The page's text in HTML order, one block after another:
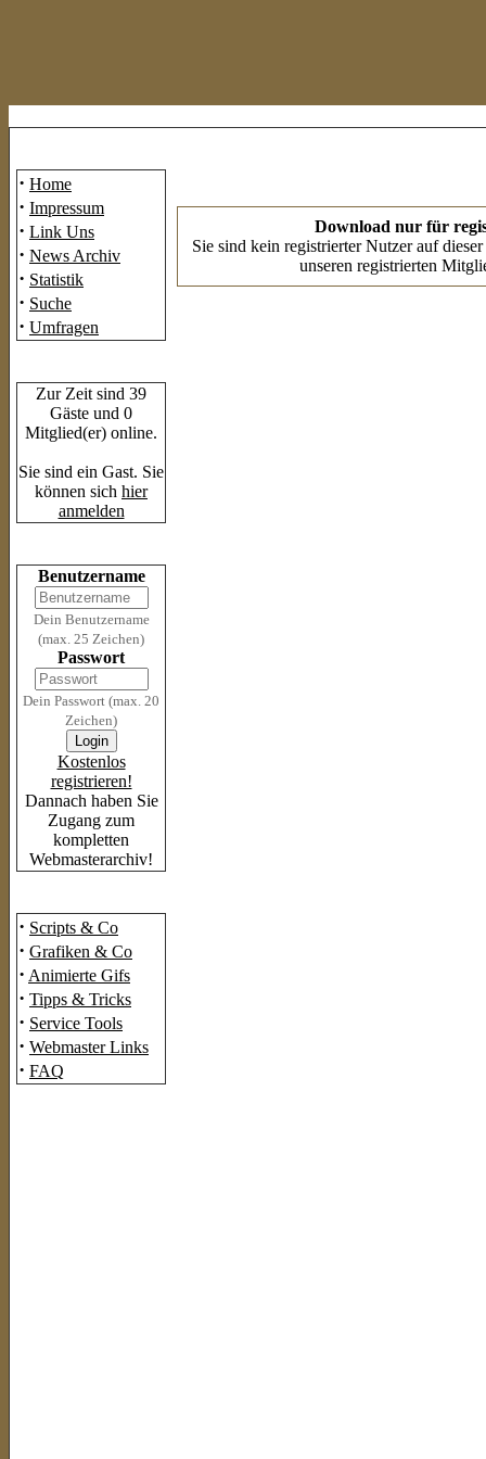
· Home
· Impressum
· Link Uns
· News Archiv
· Statistik
· Suche
· Umfragen
Zur Zeit sind 39
Gäste und 0
Mitglied(er) online.
Sie sind ein Gast. Sie
können sich hier
anmelden
Benutzername
Dein Benutzername
(max. 25 Zeichen)
Passwort
Dein Passwort (max. 20
Zeichen)
Kostenlos
registrieren!
Dannach haben Sie
Zugang zum
kompletten
Webmasterarchiv!
· Scripts & Co
· Grafiken & Co
· Animierte Gifs
· Tipps & Tricks
· Service Tools
· Webmaster Links
· FAQ
Download nur für
Sie sind kein registrierter Nutzer auf
unseren registrierten